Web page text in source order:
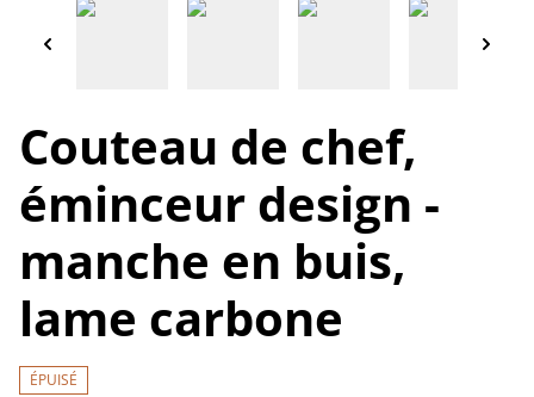
Couteau de chef,
éminceur design -
manche en buis,
lame carbone
ÉPUISÉ